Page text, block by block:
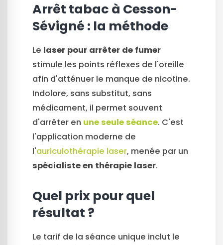
Arrêt tabac à Cesson-
Sévigné : la méthode
Le laser pour arrêter de fumer
stimule les points réflexes de l'oreille
afin d'atténuer le manque de nicotine.
Indolore, sans substitut, sans
médicament, il permet souvent
d'arrêter en une seule séance. C'est
l'application moderne de
l'auriculothérapie laser, menée par un
spécialiste en thérapie laser.
Quel prix pour quel
résultat ?
Le tarif de la séance unique inclut le